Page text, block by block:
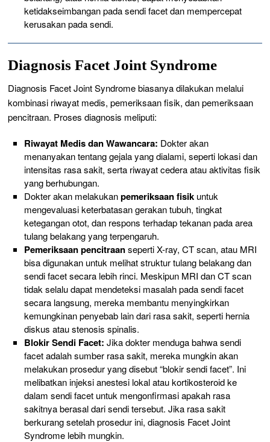
ketidakseimbangan pada sendi facet dan mempercepat
kerusakan pada sendi.
Diagnosis Facet Joint Syndrome
Diagnosis Facet Joint Syndrome biasanya dilakukan melalui
kombinasi riwayat medis, pemeriksaan fisik, dan pemeriksaan
pencitraan. Proses diagnosis meliputi:
Riwayat Medis dan Wawancara: Dokter akan
menanyakan tentang gejala yang dialami, seperti lokasi dan
intensitas rasa sakit, serta riwayat cedera atau aktivitas fisik
yang berhubungan.
Dokter akan melakukanpemeriksaan fisikuntuk
mengevaluasi keterbatasan gerakan tubuh, tingkat
ketegangan otot, dan respons terhadap tekanan pada area
tulang belakang yang terpengaruh.
Pemeriksaan pencitraanseperti X-ray, CT scan, atau MRI
bisa digunakan untuk melihat struktur tulang belakang dan
sendi facet secara lebih rinci. Meskipun MRI dan CT scan
tidak selalu dapat mendeteksi masalah pada sendi facet
secara langsung, mereka membantu menyingkirkan
kemungkinan penyebab lain dari rasa sakit, seperti hernia
diskus atau stenosis spinalis.
Blokir Sendi Facet: Jika dokter menduga bahwa sendi
facet adalah sumber rasa sakit, mereka mungkin akan
melakukan prosedur yang disebut “blokir sendi facet”. Ini
melibatkan injeksi anestesi lokal atau kortikosteroid ke
dalam sendi facet untuk mengonfirmasi apakah rasa
sakitnya berasal dari sendi tersebut. Jika rasa sakit
berkurang setelah prosedur ini, diagnosis Facet Joint
Syndrome lebih mungkin.